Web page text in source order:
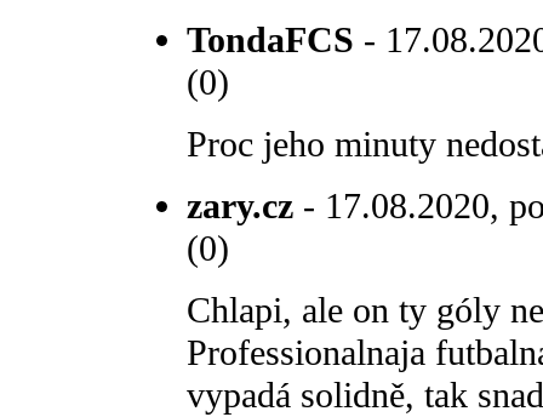
TondaFCS -
(0)
Proc jeho minuty
zary.cz - 17.08.2020,
(0)
Chlapi, ale on ty góly
Professionalnaja
vypadá solidně, tak